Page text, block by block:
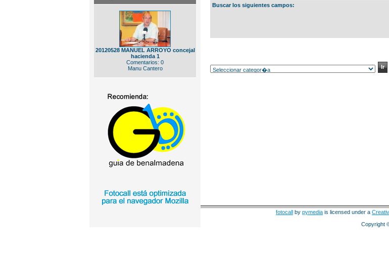
20120528 MANUEL ARROYO concejal
hacienda 1
Comentarios: 0
Manu Cantero
Buscar los siguientes campos:
fotocall by pymedia is licensed under a
Copyright